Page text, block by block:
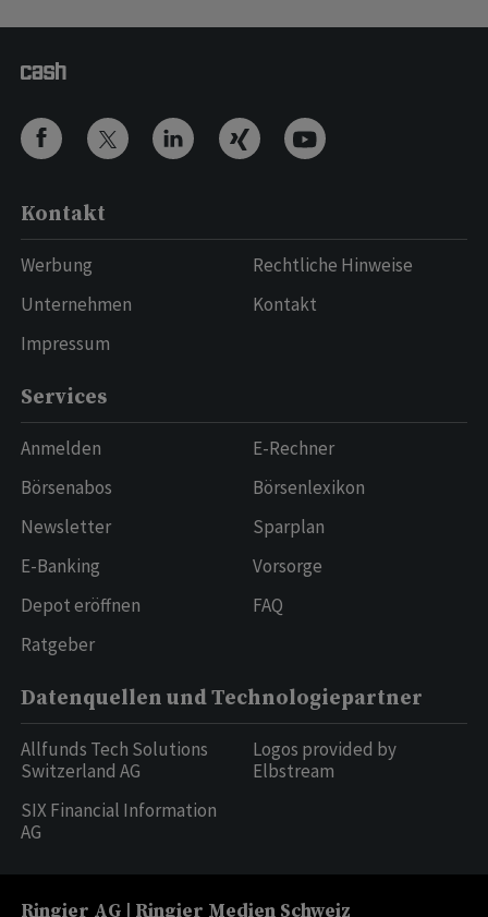
Kontakt
Werbung
Unternehmen
Impressum
Rechtliche Hinweise
Kontakt
Services
Anmelden
Börsenabos
Newsletter
E-Banking
Depot eröffnen
Ratgeber
E-Rechner
Börsenlexikon
Sparplan
Vorsorge
FAQ
Datenquellen und Technologiepartner
Allfunds Tech Solutions
Switzerland AG
SIX Financial Information
AG
Logos provided by
Elbstream
Ringier AG | Ringier Medien Schweiz